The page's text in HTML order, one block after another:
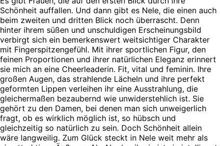
Schönheit auffallen. Und dann gibt es Nele, die einen auch
beim zweiten und dritten Blick noch überrascht. Denn
hinter ihrem süßen und unschuldigen Erscheinungsbild
verbirgt sich ein bemerkenswert weitsichtiger Charakter
mit Fingerspitzengefühl. Mit ihrer sportlichen Figur, den
feinen Proportionen und ihrer natürlichen Eleganz erinnert
sie mich an eine Cheerleaderin. Fit, vital und feminin. Ihre
großen Augen, das strahlende Lächeln und ihre perfekt
geformten Lippen verleihen ihr eine Ausstrahlung, die
gleichermaßen bezaubernd wie unwiderstehlich ist. Sie
gehört zu den Damen, bei denen man sich unweigerlich
fragt, ob es wirklich möglich ist, so hübsch und
gleichzeitig so natürlich zu sein. Doch Schönheit allein
wäre langweilig. Zum Glück steckt in Nele weit mehr als